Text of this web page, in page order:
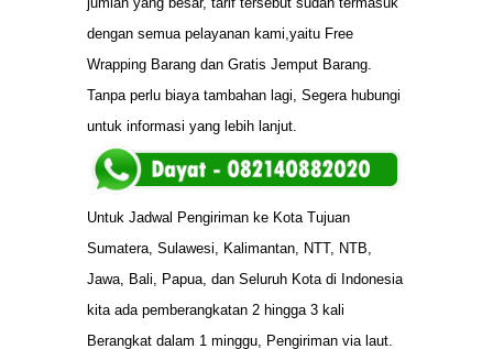
dengan semua pelayanan kami,yaitu Free
Wrapping Barang dan Gratis Jemput Barang.
Tanpa perlu biaya tambahan lagi, Segera hubungi
untuk informasi yang lebih lanjut.
Untuk Jadwal Pengiriman ke Kota Tujuan
Sumatera, Sulawesi, Kalimantan, NTT, NTB,
Jawa, Bali, Papua, dan Seluruh Kota di Indonesia
kita ada pemberangkatan 2 hingga 3 kali
Berangkat dalam 1 minggu, Pengiriman via laut.